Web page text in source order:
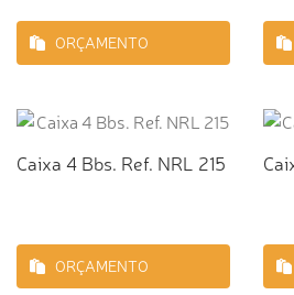
ORÇAMENTO
Caixa 4 Bbs. Ref. NRL 215
ORÇAMENTO